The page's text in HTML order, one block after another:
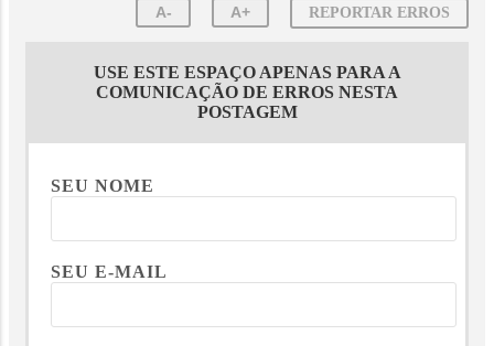
A- A+ REPORTAR ERROS
USE ESTE ESPAÇO APENAS PARA A
COMUNICAÇÃO DE ERROS NESTA
POSTAGEM
SEU NOME
SEU E-MAIL